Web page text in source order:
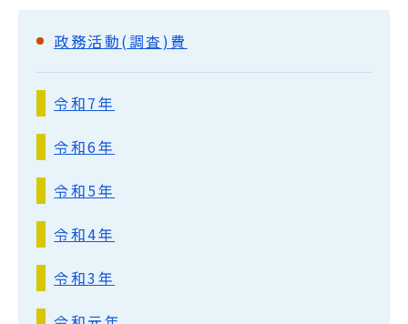
政務活動(調査)費
令和7年
令和6年
令和5年
令和4年
令和3年